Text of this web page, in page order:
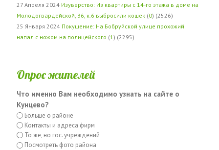
27 Апреля 2024 Изуверство: Из квартиры с 14-го этажа в доме на
Молодогвардейской, 36, к.6 выбросили кошек (0) (2526)
25 Января 2024 Покушение: На Бобруйской улице прохожий
напал с ножом на полицейского (1 ) (2295)
Опрос жителей
Что именно Вам необходимо узнать на сайте о
Кунцево?
Больше о районе
Контакты и адреса фирм
То же, но гос. учреждений
Посмотреть фото района